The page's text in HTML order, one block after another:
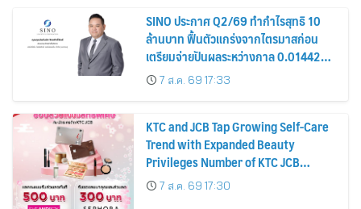
SINO ประกาศ Q2/69 ทำกำไรสุทธิ 10
ล้านบาท ฟื้นตัวแกร่งจากไตรมาสก่อน
เตรียมจ่ายปันผลระหว่างกาล 0.014423
บาทต่อหุ้น ครึ่งปีหลังมุ่งเติบโตต่อเนื่อง
7 ส.ค. 69 17:33
KTC and JCB Tap Growing Self-Care
Trend with Expanded Beauty
Privileges Number of KTC JCB
Cardmembers Spending on
Cosmetics Rises 26%
7 ส.ค. 69 17:30